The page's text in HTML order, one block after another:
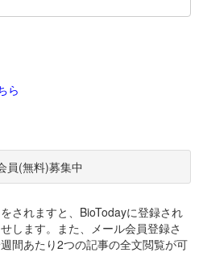
ら
員(無料)募集中
されますと、BioTodayに登録され
します。また、メール会員登録さ
間あたり2つの記事の全文閲覧が可